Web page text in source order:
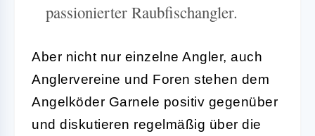
passionierter Raubfischangler.
Aber nicht nur einzelne Angler, auch
Anglervereine und Foren stehen dem
Angelköder Garnele positiv gegenüber
und diskutieren regelmäßig über die